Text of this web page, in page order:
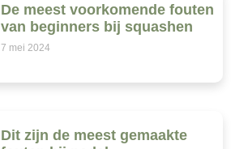
De meest voorkomende fouten
van beginners bij squashen
7 mei 2024
Dit zijn de meest gemaakte